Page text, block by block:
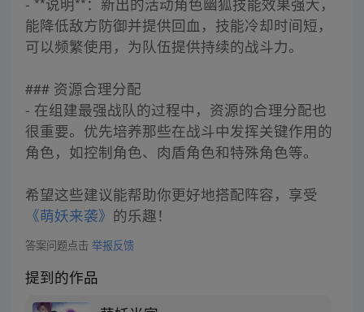
能降低敌方防御并提供回血，技能冷却时间短，
可以频繁使用，为队伍提供持续的战斗力。
### 资源合理分配
- 在组建最强战队的过程中，资源的合理分配也
很重要。优先培养那些在战斗中发挥关键作用的
角色，如控制角色、肉盾角色和特殊角色等。
希望这些建议能帮助你更好地搭配阵容，享受
《萌妖来袭》 的乐趣！
答案问题点击 举报反馈
提到的作品